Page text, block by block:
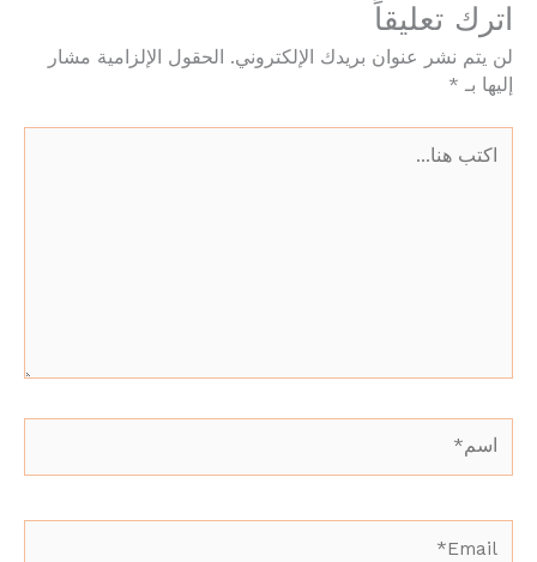
اترك تعليقاً
لن يتم نشر عنوان بريدك الإلكتروني.
الحقول الإلزامية مشار
إليها بـ *
هنا...